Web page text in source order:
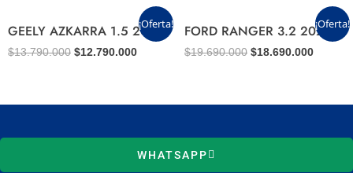
¡Oferta!
GEELY AZKARRA 1.5 2023
$13.790.000
precio
original
era:
$12.790.000
El
precio
actual
¡Oferta!
FORD RANGER 3.2 2022
$19.690.000
precio
original
era:
$18.690.000
El
precio
actual
WHATSAPP